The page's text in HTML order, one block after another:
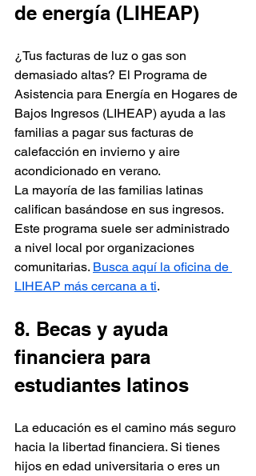
de energía (LIHEAP)
¿Tus facturas de luz o gas son
demasiado altas? El Programa de
Asistencia para Energía en Hogares de
Bajos Ingresos (LIHEAP) ayuda a las
familias a pagar sus facturas de
calefacción en invierno y aire
acondicionado en verano.
La mayoría de las familias latinas
califican basándose en sus ingresos.
Este programa suele ser administrado
a nivel local por organizaciones
comunitarias. Busca aquí la oficina de
LIHEAP más cercana a ti.
8. Becas y ayuda
financiera para
estudiantes latinos
La educación es el camino más seguro
hacia la libertad financiera. Si tienes
hijos en edad universitaria o eres un